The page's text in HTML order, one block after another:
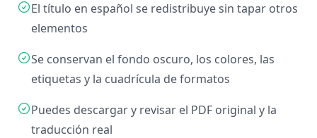
El título en español se redistribuye sin tapar otros
elementos
Se conservan el fondo oscuro, los colores, las
etiquetas y la cuadrícula de formatos
Puedes descargar y revisar el PDF original y la
traducción real